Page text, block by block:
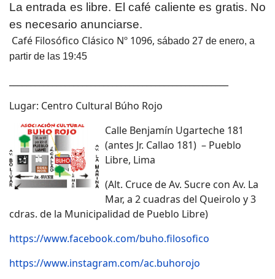
La entrada es libre. El café caliente es gratis. No
es necesario anunciarse.
Café Filosófico Clásico Nº 1096, sábado 27 de enero, a
partir de las 19:45
Lugar: Centro Cultural Búho Rojo
Calle Benjamín Ugarteche 181
(antes Jr. Callao 181) – Pueblo
Libre, Lima
(Alt. Cruce de Av. Sucre con Av. La
Mar, a 2 cuadras del Queirolo y 3
cdras. de la Municipalidad de Pueblo Libre)
https://www.facebook.com/buho.filosofico
https://www.instagram.com/ac.buhorojo